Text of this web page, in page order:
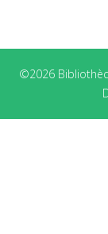
©2026